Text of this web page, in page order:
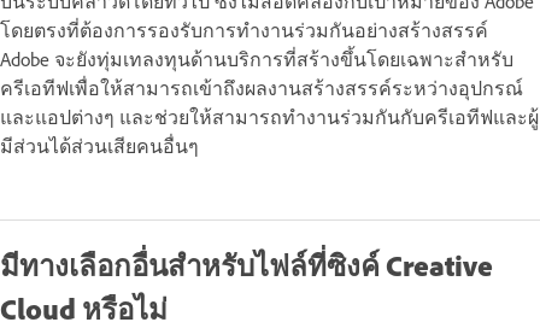
โดยตรงที่ต้องการรองรับการทำงานร่วมกันอย่างสร้างสรรค์
Adobe จะยังทุ่มเทลงทุนด้านบริการที่สร้างขึ้นโดยเฉพาะสำหรับ
ครีเอทีฟเพื่อให้สามารถเข้าถึงผลงานสร้างสรรค์ระหว่างอุปกรณ์
และแอปต่างๆ และช่วยให้สามารถทำงานร่วมกันกับครีเอทีฟและผู้
มีส่วนได้ส่วนเสียคนอื่นๆ
มีทางเลือกอื่นสำหรับไฟล์ที่ซิงค์ Creative
Cloud หรือไม่